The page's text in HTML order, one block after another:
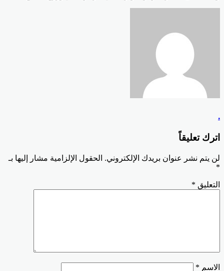
اترك تعليقاً
لن يتم نشر عنوان بريدك الإلكتروني. الحقول الإلزامية مشار إليها بـ
التعليق*
الاسم*